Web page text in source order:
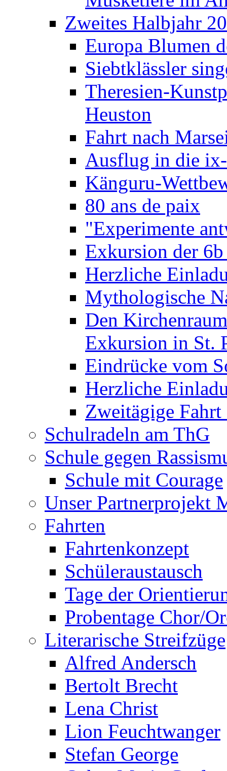
Zweites Halbjahr
Europa Blumen
Siebtklässler
Theresien-
Heuston
Fahrt nach
Ausflug in die
Känguru-
80 ans de paix
"Experimente
Exkursion der
Herzliche
Mythologische
Den
Exkursion in St.
Eindrücke vom
Herzliche
Zweitägige
Schulradeln am ThG
Schule gegen
Schule mit Courage
Unser Partnerprojekt
Fahrten
Fahrtenkonzept
Schüleraustausch
Tage der
Probentage Chor/
Literarische Streifzüge
Alfred Andersch
Bertolt Brecht
Lena Christ
Lion Feuchtwanger
Stefan George